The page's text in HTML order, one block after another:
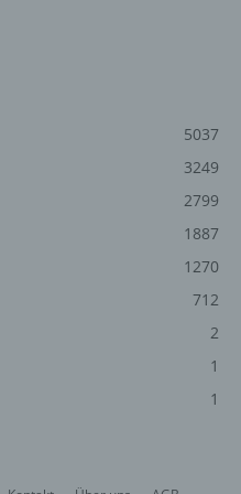
5037
3249
2799
1887
1270
712
2
1
1
schnelle elektronische
der sogenannten
oder über ein
dem für die
gespeichert.
einer betroffenen Person
Daten werden für
Kontaktaufnahme zur